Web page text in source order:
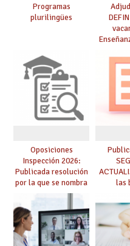
Programas
plurilingües
Oposiciones
Inspección 2026:
Publicada resolución
por la que se nombra
funcionarios/as en
prácticas, se regulan
dichas prácticas y se
convoca acto público
de adjudicación
las
Cuerpo
de